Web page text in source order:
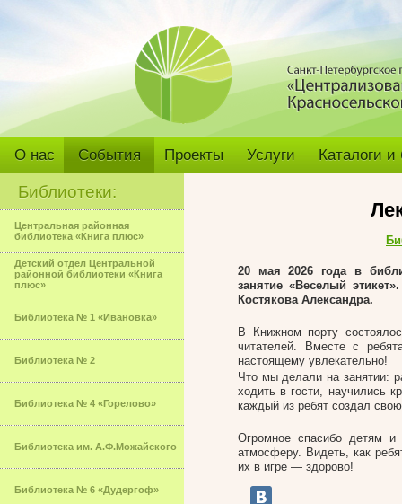
О нас События Проекты Услуги Каталоги
Библиотеки:
Центральная районная
библиотека «Книга плюс»
Детский отдел Центральной
районной библиотеки «Книга
плюс»
Библиотека № 1 «Ивановка»
Библиотека № 2
Библиотека № 4 «Горелово»
Библиотека им. А.Ф.Можайского
Библиотека № 6 «Дудергоф»
20 мая 2026 года в
занятие «Веселый
Костякова Александра.
В Книжном порту
читателей. Вместе с
настоящему увлекательно!
Что мы делали на занятии:
ходить в гости, научились
каждый из ребят создал
Огромное спасибо детям и
атмосферу. Видеть, как
их в игре — здорово!